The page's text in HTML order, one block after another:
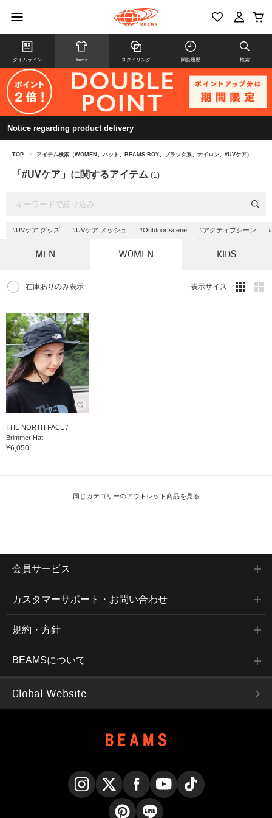
タイムライン Items スタイリング 閲覧履歴 検索
Notice regarding product delivery
TOP > アイテム検索（WOMEN、ハット、BEAMS BOY、ブラック系、ナイロン、#UVケア）
「#UVケア」に関するアイテム (1)
#UVケア グッズ #UVケア メッシュ #Outdoor scene #アクティブシーン
MEN WOMEN KIDS
在庫ありのみ表示 表示サイズ
THE NORTH FACE /
Brimmer Hat
¥6,050
同じカテゴリーのアウトレット商品を見る
会員サービス
カスタマーサポート・お問い合わせ
規約・方針
BEAMSについて
Global Website